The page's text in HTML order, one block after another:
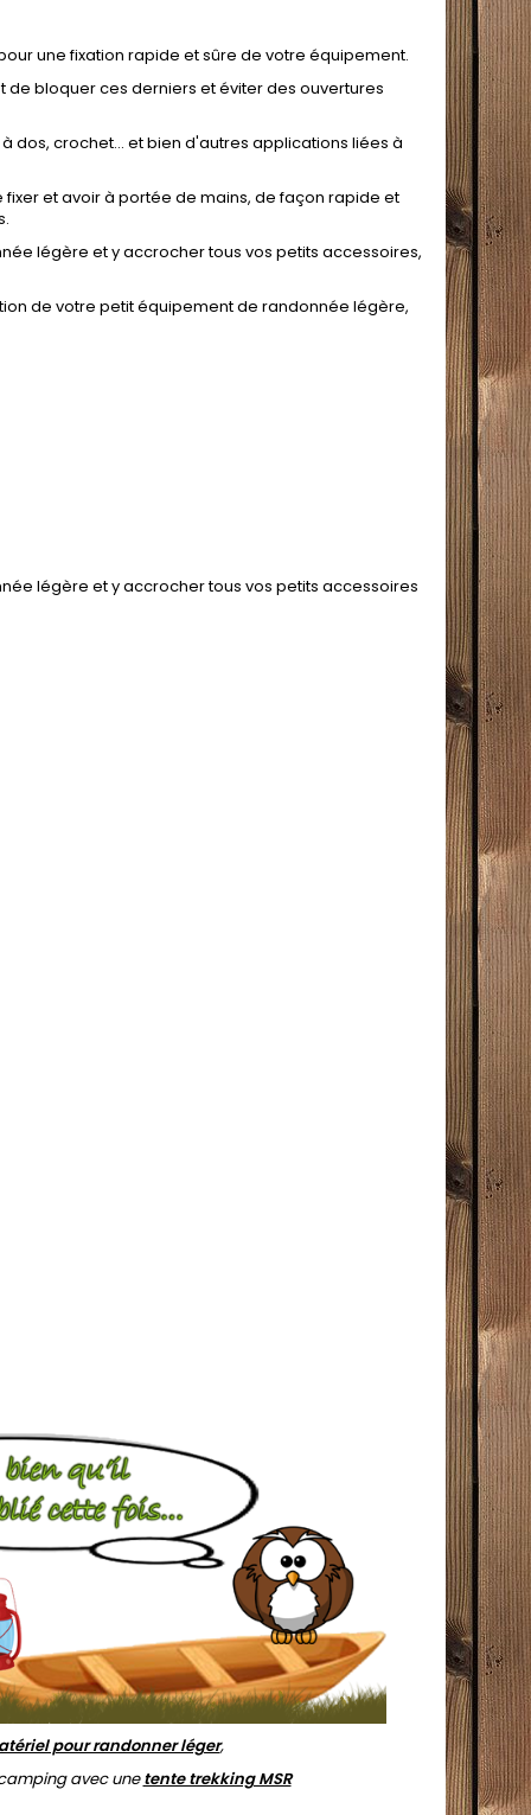
une fixation rapide et sûre de votre équipement.
bloquer ces derniers et éviter des ouvertures
dos, crochet... et bien d'autres applications liées à
fixer et avoir à portée de mains, de façon rapide et
légère et y accrocher tous vos petits accessoires,
de votre petit équipement de randonnée légère,
légère et y accrocher tous vos petits accessoires
pour randonner léger,
avec unetente trekking MSR